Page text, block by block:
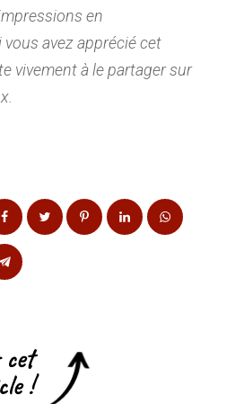
en
avez apprécié cet
vivement à le partager sur
!